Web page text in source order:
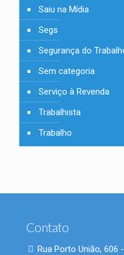
Saiu na Mídia
Segs
Segurança do
Sem categoria
Serviço à Revenda
Trabalhista
Trabalho
Contato
Rua Porto União, 606